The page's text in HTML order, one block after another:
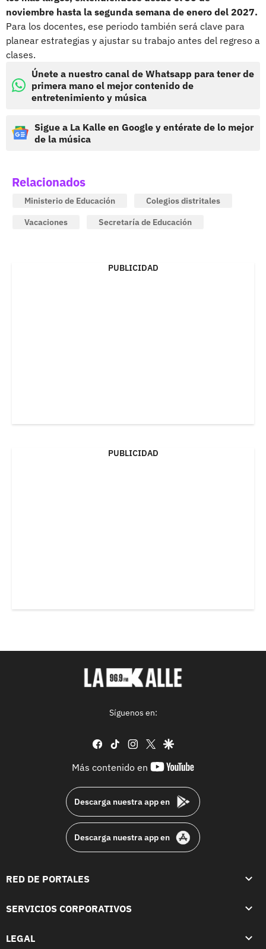
noviembre hasta la segunda semana de enero del 2027.
Para los docentes, ese periodo también será clave para
planear estrategias y ajustar su trabajo antes del regreso a
clases.
Únete a nuestro canal de Whatsapp para tener de
primera mano el mejor contenido de
entretenimiento y música
Sigue a La Kalle en Google y entérate de lo mejor
de la música
Relacionados
Ministerio de Educación
Colegios distritales
Vacaciones
Secretaría de Educación
PUBLICIDAD
PUBLICIDAD
Síguenos en:
facebook
tiktok instagram
twittergoogle
Más contenido en
youtube-
Descarga nuestra app en
Descarga nuestra app en
RED DE PORTALES
SERVICIOS CORPORATIVOS
LEGAL